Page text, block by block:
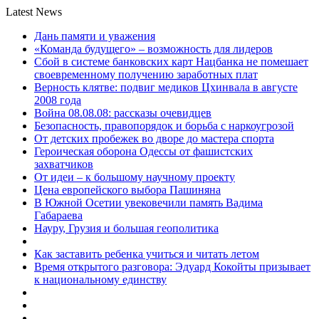
Latest News
Дань памяти и уважения
«Команда будущего» – возможность для лидеров
Сбой в системе банковских карт Нацбанка не помешает
своевременному получению заработных плат
Верность клятве: подвиг медиков Цхинвала в августе
2008 года
Война 08.08.08: рассказы очевидцев
Безопасность, правопорядок и борьба с наркоугрозой
От детских пробежек во дворе до мастера спорта
Героическая оборона Одессы от фашистских
захватчиков
От идеи – к большому научному проекту
Цена европейского выбора Пашиняна
В Южной Осетии увековечили память Вадима
Габараева
Науру, Грузия и большая геополитика
Как заставить ребенка учиться и читать летом
Время открытого разговора: Эдуард Кокойты призывает
к национальному единству